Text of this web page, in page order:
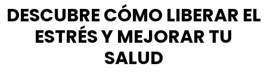
DESCUBRE CÓMO LIBERAR EL
ESTRÉS Y MEJORAR TU
SALUD